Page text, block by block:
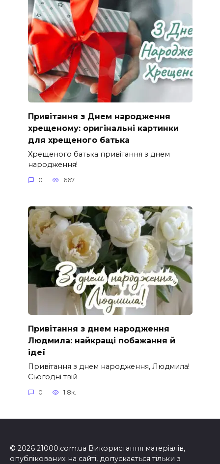
Привітання з Днем народження
хрещеному: оригінальні картинки
для хрещеного батька
Хрещеного батька привітання з днем
народження!
0 667
Привітання з днем народження
Людмила: найкращі побажання й
ідеї
Привітання з днем народження, Людмила!
Сьогодні твій
0 1.8к.
© 2026 21000.com.ua Використання матеріалів,
опублікованих на сайті, допускається тільки з